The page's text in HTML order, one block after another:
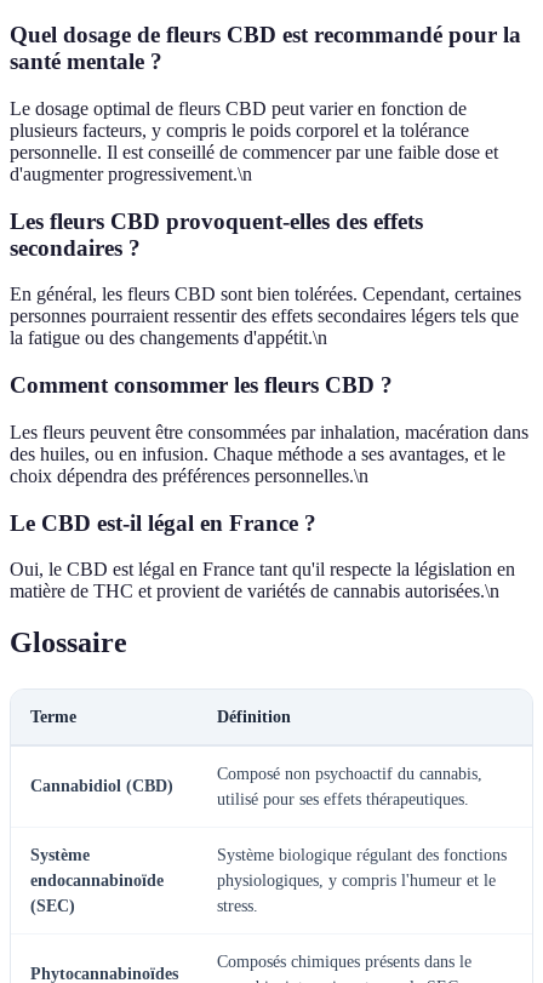
Quel dosage de fleurs CBD est recommandé pour la
santé mentale ?
Le dosage optimal de fleurs CBD peut varier en fonction de
plusieurs facteurs, y compris le poids corporel et la tolérance
personnelle. Il est conseillé de commencer par une faible dose et
d'augmenter progressivement.\n
Les fleurs CBD provoquent-elles des effets
secondaires ?
En général, les fleurs CBD sont bien tolérées. Cependant, certaines
personnes pourraient ressentir des effets secondaires légers tels que
la fatigue ou des changements d'appétit.\n
Comment consommer les fleurs CBD ?
Les fleurs peuvent être consommées par inhalation, macération dans
des huiles, ou en infusion. Chaque méthode a ses avantages, et le
choix dépendra des préférences personnelles.\n
Le CBD est-il légal en France ?
Oui, le CBD est légal en France tant qu'il respecte la législation en
matière de THC et provient de variétés de cannabis autorisées.\n
Glossaire
Terme Définition
Cannabidiol (CBD)
Composé non psychoactif du cannabis,
utilisé pour ses effets thérapeutiques.
Système
endocannabinoïde
(SEC)
Système biologique régulant des fonctions
physiologiques, y compris l'humeur et le
stress.
Phytocannabinoïdes
Composés chimiques présents dans le